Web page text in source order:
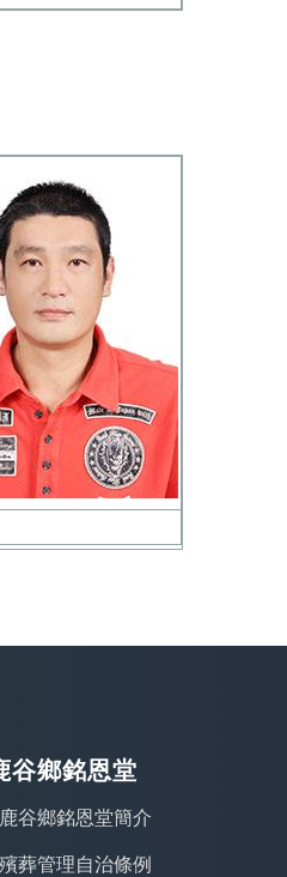
谷鄉銘恩堂
鹿谷鄉銘恩堂簡介
殯葬管理自治條例